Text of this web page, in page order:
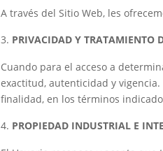
A través del Sitio Web, les
PRIVACIDAD Y TRATAMIENTO
Cuando para el acceso a
exactitud, autenticidad y
finalidad, en los términos
PROPIEDAD INDUSTRIAL E